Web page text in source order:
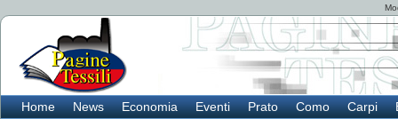
Home News Economia Eventi Prato Como Carpi